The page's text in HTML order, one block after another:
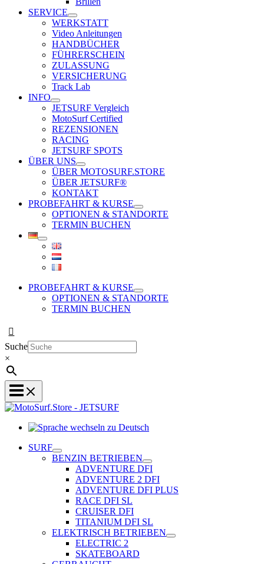
SERVICE
WERKSTATT
Video Anleitungen
HANDBÜCHER
FÜHRERSCHEIN
ZULASSUNG
VERSICHERUNG
Track Lab
INFO
JETSURF Vergleich
MotoSurf Certified
REZENSIONEN
RACING
JETSURF SPOTS
ÜBER UNS
ÜBER MOTOSURF.STORE
ÜBER JETSURF®
KONTAKT
PROBEFAHRT & KURSE
OPTIONEN & STANDORTE
TERMIN BUCHEN
PROBEFAHRT & KURSE
OPTIONEN & STANDORTE
TERMIN BUCHEN
Suche
×
Deutsch
SURF
BENZIN BETRIEBEN
ADVENTURE DFI
ADVENTURE 2 DFI
ADVENTURE DFI PLUS
RACE DFI SL
CRUISER DFI
TITANIUM DFI SL
ELEKTRISCH BETRIEBEN
ELECTRIC 2
SKATEBOARD